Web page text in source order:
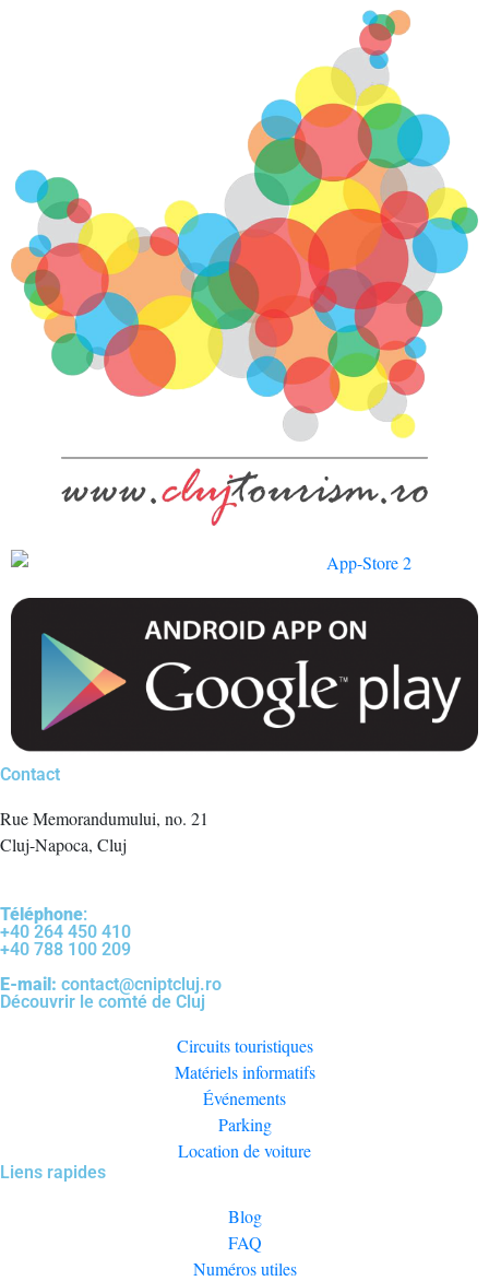
Contact
Rue Memorandumului, no. 21
Cluj-Napoca, Cluj
Téléphone:
+40 264 450 410
+40 788 100 209
E-mail: contact@cniptcluj.ro
Découvrir le comté de Cluj
Circuits touristiques
Matériels informatifs
Événements
Parking
Location de voiture
Liens rapides
Blog
FAQ
Numéros utiles